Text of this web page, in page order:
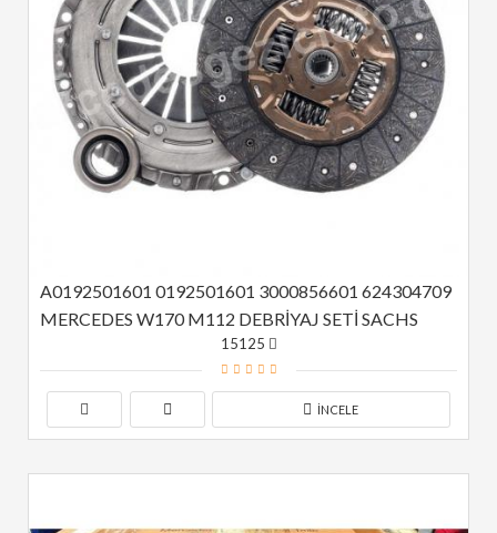
A0192501601 0192501601 3000856601 624304709
MERCEDES W170 M112 DEBRİYAJ SETİ SACHS
15125
İNCELE